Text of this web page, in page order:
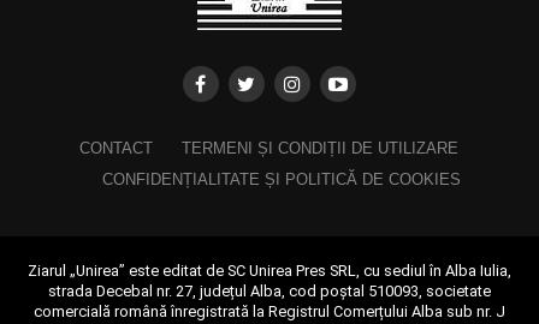
CONTACT
TERMENI ȘI CONDIȚII DE UTILIZARE
CONFIDENȚIALITATE ȘI POLITICĂ DE COOKIES
Ziarul „Unirea” este editat de SC Unirea Pres SRL, cu sediul în Alba Iulia,
strada Decebal nr. 27, județul Alba, cod poștal 510093, societate
comercială română înregistrată la Registrul Comerțului Alba sub nr. J